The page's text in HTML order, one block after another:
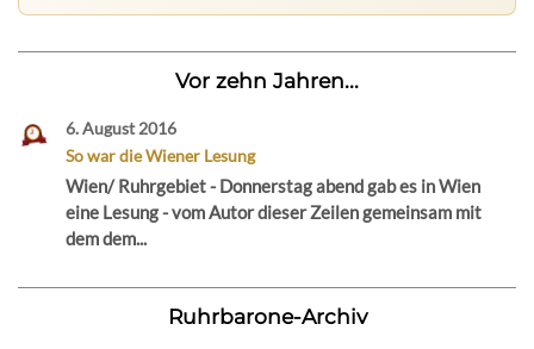
Vor zehn Jahren...
6. August 2016
So war die Wiener Lesung
Wien/ Ruhrgebiet - Donnerstag abend gab es in Wien
eine Lesung - vom Autor dieser Zeilen gemeinsam mit
dem dem...
Ruhrbarone-Archiv